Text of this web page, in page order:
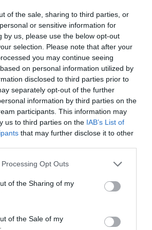
of the sale, sharing to third parties, or
or sensitive information for
by us, please use the below opt-out
selection. Please note that after your
you may continue seeing
on personal information utilized by
disclosed to third parties prior to
separately opt-out of the further
information by third parties on the
participants. This information may
us to third parties on the IAB’s List of
that may further disclose it to other
Opt Outs
of the Sharing of my
of the Sale of my
κόρη της Μορτίσια και του
με ειδικές δυνατότητες και
μια αγέλη από πιράνχας σε μια
αυτά κατασπαράζουν τον όρχι ενός
της την αλλάζουν σχολείο.
Nevermore είναι μονόδρομος,
οι γονείς της και φοιτούν κι άλλα
στη μάχη.
με εκείνη να τον